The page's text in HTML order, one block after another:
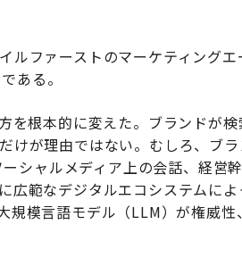
ルファーストのマーケティングエ
ある。
を根本的に変えた。ブランドが
けが理由ではない。むしろ、ブ
シャルメディア上の会話、経営
広範なデジタルエコシステムによ
規模言語モデル（LLM）が権威性